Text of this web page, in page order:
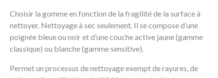
Choisir la gomme en fonction de la fragilité de la surface à
nettoyer. Nettoyage à sec seulement. Il se compose d’une
poignée bleue ou noir et d’une couche active jaune (gamme
classique) ou blanche (gamme sensitive).
Permet un processus de nettoyage exempt de rayures, de